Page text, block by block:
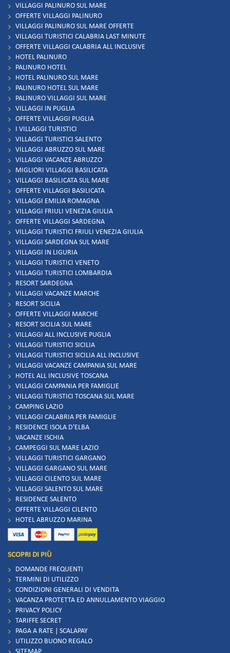
VILLAGGI PALINURO SUL MARE
OFFERTE VILLAGGI PALINURO
VILLAGGI PALINURO SUL MARE OFFERTE
VILLAGGI TURISTICI CALABRIA LAST MINUTE
OFFERTE VILLAGGI CALABRIA ALL INCLUSIVE
HOTEL PALINURO
PALINURO HOTEL
HOTEL PALINURO SUL MARE
PALINURO HOTEL SUL MARE
PALINURO VILLAGGI SUL MARE
VILLAGGI IN PUGLIA
OFFERTE VILLAGGI PUGLIA
I VILLAGGI TURISTICI
VILLAGGI TURISTICI SALENTO
VILLAGGI ABRUZZO SUL MARE
VILLAGGI VACANZE ABRUZZO
MIGLIORI VILLAGGI BASILICATA
VILLAGGI BASILICATA SUL MARE
OFFERTE VILLAGGI BASILICATA
VILLAGGI EMILIA ROMAGNA
VILLAGGI FRIULI VENEZIA GIULIA
OFFERTE VILLAGGI SARDEGNA
VILLAGGI TURISTICI FRIULI VENEZIA GIULIA
VILLAGGI SARDEGNA SUL MARE
VILLAGGI IN LIGURIA
VILLAGGI TURISTICI VENETO
VILLAGGI TURISTICI LOMBARDIA
RESORT SARDEGNA
VILLAGGI VACANZE MARCHE
RESORT SICILIA
OFFERTE VILLAGGI MARCHE
RESORT SICILIA SUL MARE
VILLAGGI ALL INCLUSIVE PUGLIA
VILLAGGI TURISTICI SICILIA
VILLAGGI TURISTICI SICILIA ALL INCLUSIVE
VILLAGGI VACANZE CAMPANIA SUL MARE
HOTEL ALL INCLUSIVE TOSCANA
VILLAGGI CAMPANIA PER FAMIGLIE
VILLAGGI TURISTICI TOSCANA SUL MARE
CAMPING LAZIO
VILLAGGI CALABRIA PER FAMIGLIE
RESIDENCE ISOLA D'ELBA
VACANZE ISCHIA
CAMPEGGI SUL MARE LAZIO
VILLAGGI TURISTICI GARGANO
VILLAGGI GARGANO SUL MARE
VILLAGGI CILENTO SUL MARE
VILLAGGI SALENTO SUL MARE
RESIDENCE SALENTO
OFFERTE VILLAGGI CILENTO
HOTEL ABRUZZO MARINA
SCOPRI DI PIÙ
DOMANDE FREQUENTI
TERMINI DI UTILIZZO
CONDIZIONI GENERALI DI VENDITA
VACANZA PROTETTA ED ANNULLAMENTO VIAGGIO
PRIVACY POLICY
TARIFFE SECRET
PAGA A RATE | SCALAPAY
UTILIZZO BUONO REGALO